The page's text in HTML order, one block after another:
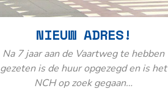
NIEUW ADRES!
Na 7 jaar aan de Vaartweg te hebben
gezeten is de huur opgezegd en is het
NCH op zoek gegaan…